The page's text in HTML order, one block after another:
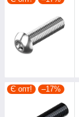
Є опт! –17%